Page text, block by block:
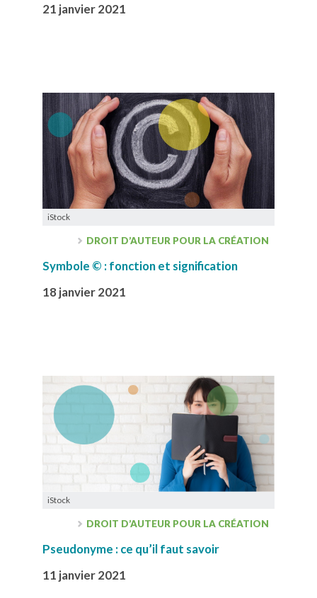
21 janvier 2021
iStock
DROIT D’AUTEUR POUR LA CRÉATION
Symbole © : fonction et signification
18 janvier 2021
iStock
DROIT D’AUTEUR POUR LA CRÉATION
Pseudonyme : ce qu’il faut savoir
11 janvier 2021